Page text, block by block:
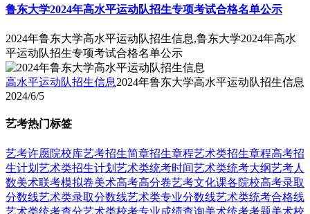
鲁东大学2024年高水平运动队招生专项考试合格名单公示
2024年鲁东大学高水平运动队招生信息,鲁东大学2024年高水
平运动队招生专项考试合格名单公示
高水平运动队招生信息2024年鲁东大学高水平运动队招生信息
2024/6/5
艺考热门标签
艺考许愿院校库艺考招生简章招生章程艺术类招生章程高考招
生计划 艺术类招生计划 艺术类统考时间艺术类统考大纲艺考人
数美术联考模拟卷美术高考高分卷艺考文化课各院校高考录取
分数线艺术类录取分数线艺术类专业分数线艺术类统考合格线
艺术类统考查分艺术类校考专业成绩查询美术统考考题美术校